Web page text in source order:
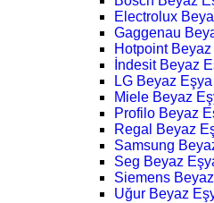
Electrolux
Gaggenau
Hotpoint
İndesit Beyaz
LG Beyaz
Miele Beyaz
Profilo Beyaz
Regal Beyaz
Samsung
Seg Beyaz
Siemens
Uğur Beyaz